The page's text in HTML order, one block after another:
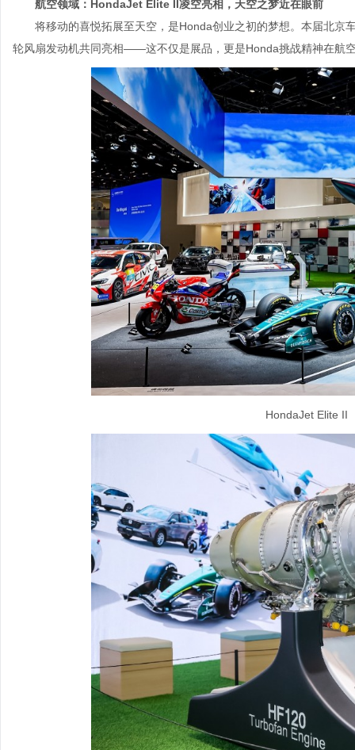
航空领域： HondaJet Elite II凌空亮相，天空之梦近在眼前
将移动的喜悦拓展至天空，是Honda创业之初的梦想。本届北
轮风扇发动机共同亮相——这不仅是展品，更是Honda挑战精神在航
HondaJet Elite II